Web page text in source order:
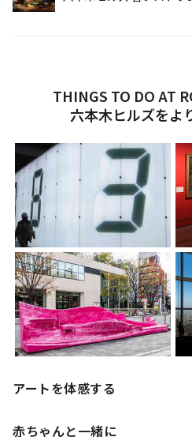
サイト内
THINGS TO DO AT
六本木ヒルズをよ
アートを体感する
赤ちゃんと一緒に